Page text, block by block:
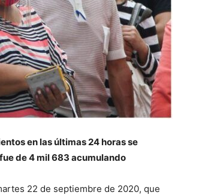
en las últimas 24 horas se
de 4 mil 683 acumulando
22 de septiembre de 2020, que